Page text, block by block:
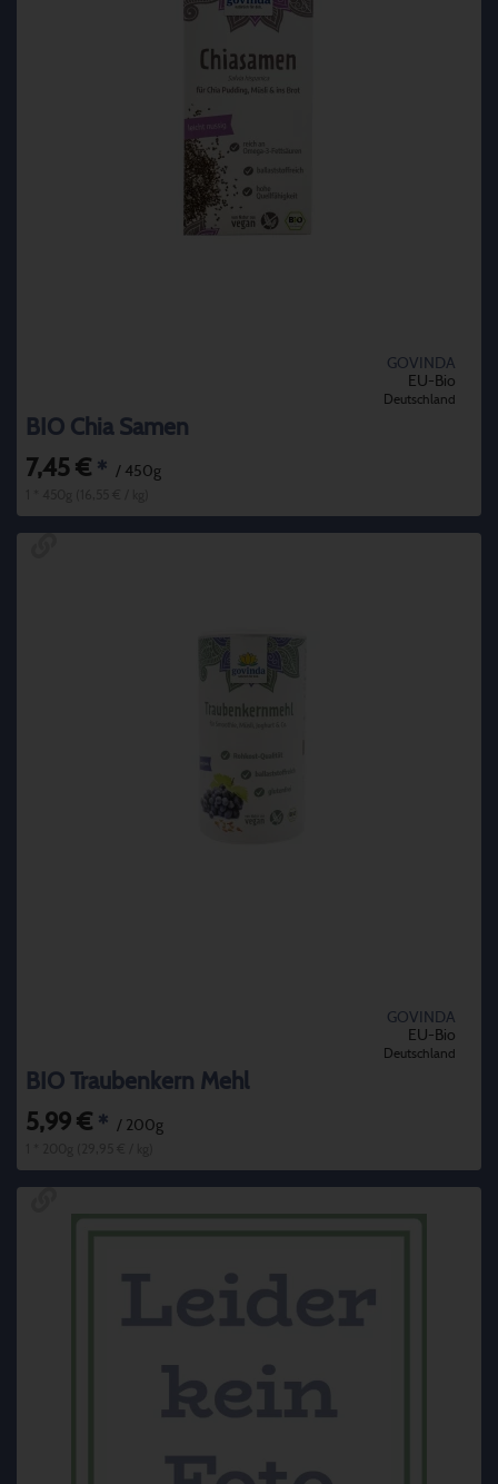
GOVINDA
EU-Bio
Deutschland
BIO Chia Samen
7,45 € * / 450g
GOVINDA
EU-Bio
Deutschland
BIO Traubenkern Mehl
5,99 € * / 200g